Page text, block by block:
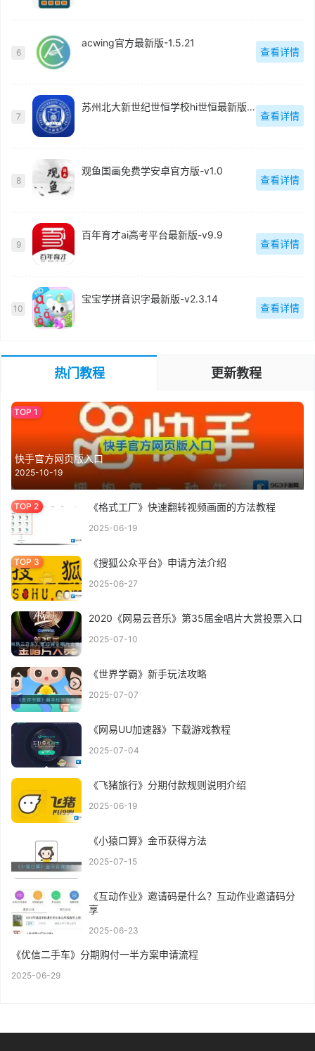
6
acwing官方最新版-1.5.21
查看详情
7
苏州北大新世纪世恒学校hi世恒最新版-v2.1.6
查看详情
8
观鱼国画免费学安卓官方版-v1.0
查看详情
9
百年育才ai高考平台最新版-v9.9
查看详情
10
宝宝学拼音识字最新版-v2.3.14
查看详情
热门教程 更新教程
快手官方网页版入口
2025-10-19
《格式工厂》快速翻转视频画面的方法教程
2025-06-19
《搜狐公众平台》申请方法介绍
2025-06-27
2020《网易云音乐》第35届金唱片大赏投票入口
2025-07-10
《世界学霸》新手玩法攻略
2025-07-07
《网易UU加速器》下载游戏教程
2025-07-04
《飞猪旅行》分期付款规则说明介绍
2025-06-19
《小猿口算》金币获得方法
2025-07-15
《互动作业》邀请码是什么？互动作业邀请码分
享
2025-06-23
《优信二手车》分期购付一半方案申请流程
2025-06-29